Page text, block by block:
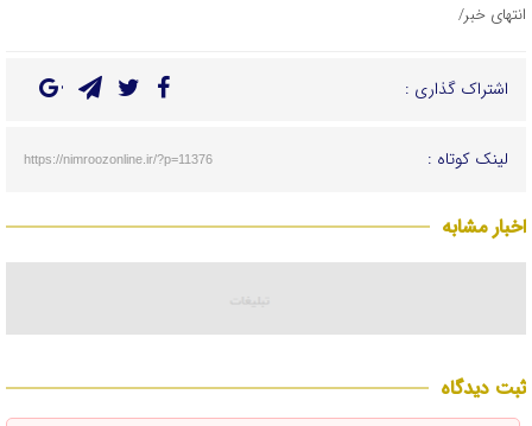
انتهای خبر/
اشتراک گذاری :
لینک کوتاه : https://nimroozonline.ir/?p=11376
اخبار مشابه
ثبت دیدگاه